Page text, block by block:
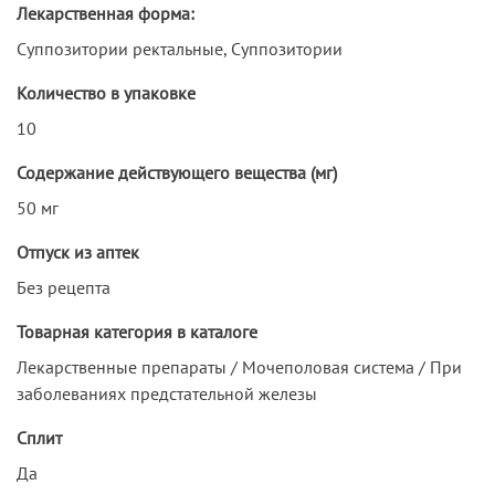
Лекарственная форма:
Суппозитории ректальные, Суппозитории
Количество в упаковке
10
Содержание действующего вещества (мг)
50 мг
Отпуск из аптек
Без рецепта
Товарная категория в каталоге
Лекарственные препараты / Мочеполовая система / При
заболеваниях предстательной железы
Сплит
Да